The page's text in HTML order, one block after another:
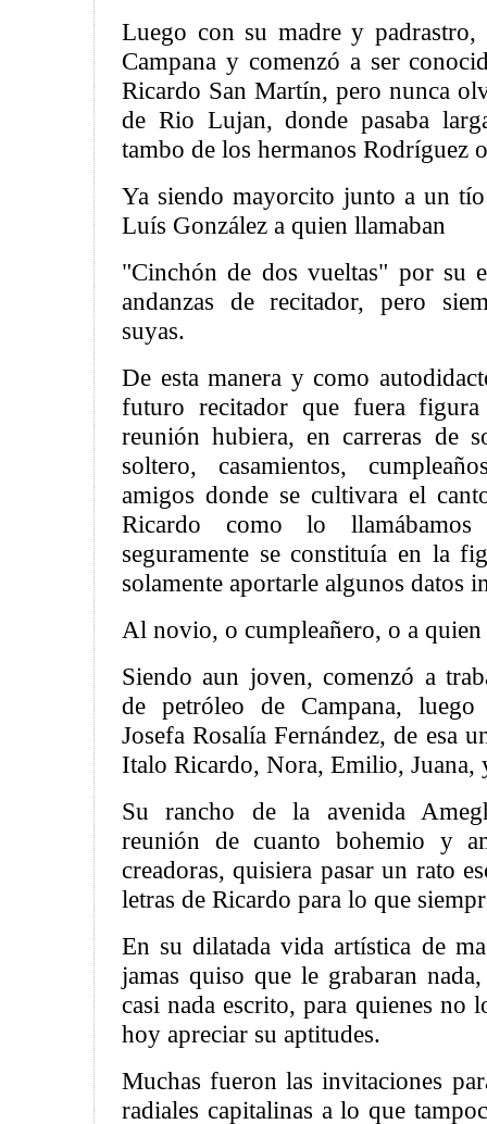
Luego con su madre y
Campana y comenzó a ser
Ricardo San Martín, pero nunca
de Rio Lujan, donde pasaba
tambo de los hermanos Rodríguez
Ya siendo mayorcito junto a un
Luís González a quien llamaban
"Cinchón de dos vueltas" por su
andanzas de recitador, pero
suyas.
De esta manera y como
futuro recitador que fuera figura
reunión hubiera, en carreras de
soltero, casamientos,
amigos donde se cultivara el
Ricardo como lo
seguramente se constituía en la
solamente aportarle algunos datos
Al novio, o cumpleañero, o a
Siendo aun joven, comenzó a
de petróleo de Campana, luego
Josefa Rosalía Fernández, de esa
Italo Ricardo, Nora, Emilio, Juana,
Su rancho de la avenida
reunión de cuanto bohemio y
creadoras, quisiera pasar un rato
letras de Ricardo para lo que
En su dilatada vida artística de
jamas quiso que le grabaran
casi nada escrito, para quienes no
hoy apreciar su aptitudes.
Muchas fueron las invitaciones
radiales capitalinas a lo que